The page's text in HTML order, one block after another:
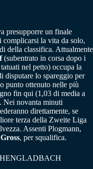
presupporre un finale
complicarsi la vita da solo,
della classifica. Attualmente
(subentrato in corsa dopo i
nel petto) occupa la
disputare lo spareggio per
punto ottenuto nelle più
fin qui (1,03 di media a
Nei novanta minuti
direttamente, se
terza della Zweite Liga
Assenti Plogmann,
Gross, per squalifica.